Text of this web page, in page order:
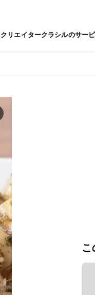
クリエイタークラシルのサー